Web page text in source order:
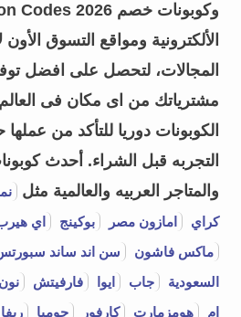
الألكترونية ومواقع التسوق
المجالات، لتحصل على افضل
مشترياتك من اى مكان فى
الكوبونات دوريا للتأكد من
التجربه قبل الشراء. أحدث
والمتاجر العربيه والعالمية مثل
كراي
امازون مصر بوكينج اي
ماكس فاشون
سن اند ساند
السعودية
جاب ايوا فارفيتش
ام
هومزمارت كارفور جوميا